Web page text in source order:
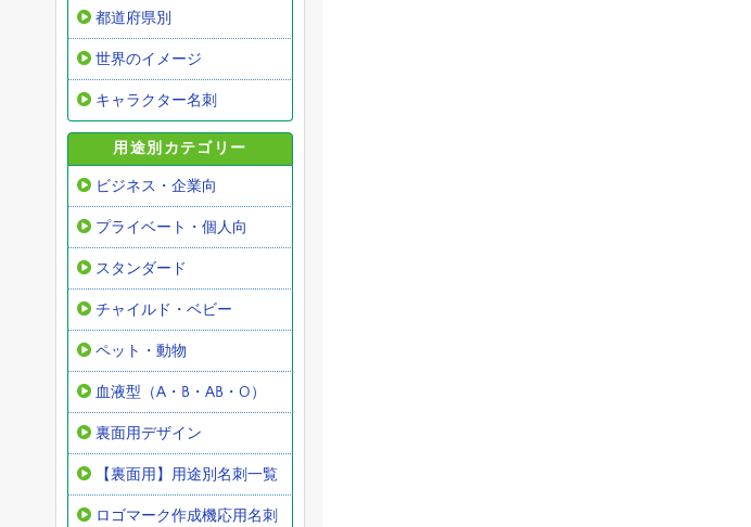
都道府県別
世界のイメージ
キャラクター名刺
用途別カテゴリー
ビジネス・企業向
プライベート・個人向
スタンダード
チャイルド・ベビー
ペット・動物
血液型（A・B・AB・O）
裏面用デザイン
【裏面用】用途別名刺一覧
ロゴマーク作成機応用名刺